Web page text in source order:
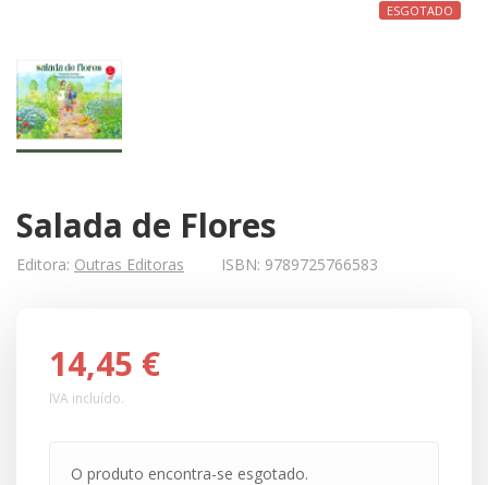
ESGOTADO
Salada de Flores
Editora: Outras Editoras ISBN: 9789725766583
14,45 €
IVA incluído.
O produto encontra-se esgotado.